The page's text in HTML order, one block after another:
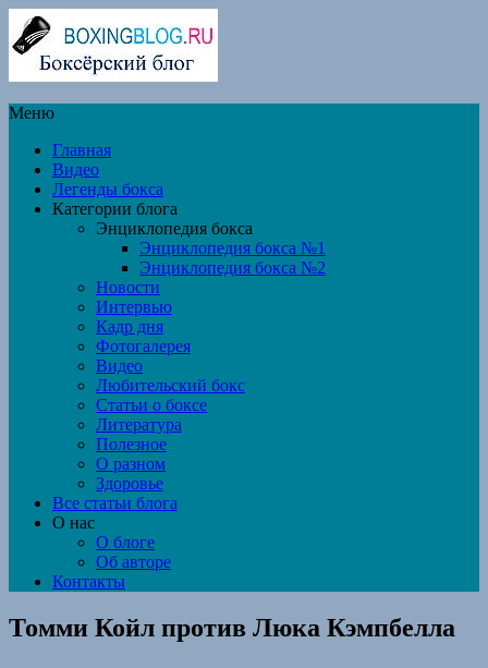
Меню
Главная
Видео
Легенды бокса
Категории блога
Энциклопедия бокса
Энциклопедия бокса №1
Энциклопедия бокса №2
Новости
Интервью
Кадр дня
Фотогалерея
Видео
Любительский бокс
Статьи о боксе
Литература
Полезное
О разном
Здоровье
Все статьи блога
О нас
О блоге
Об авторе
Контакты
Томми Койл против Люка Кэмпбелла